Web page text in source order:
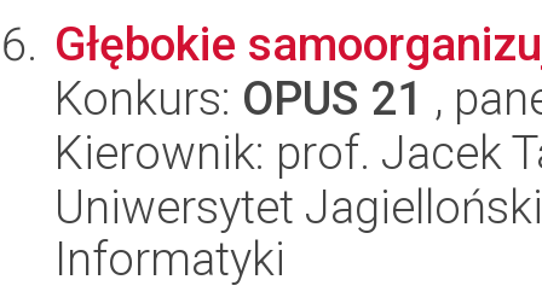
Głębokie
Konkurs: OPUS 21 ,
Kierownik: prof. Jacek
Uniwersytet
Informatyki